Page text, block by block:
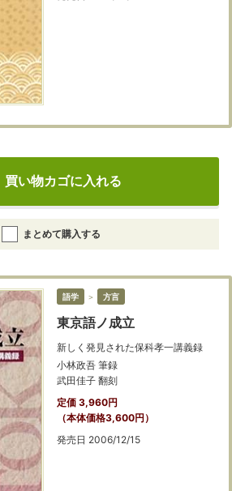
買い物カゴに入れる
まとめて購入する
語学 ＞ 方言
東京語ノ成立
新しく発見された保科孝一講義録
小林政吾 筆録
武田佳子 翻刻
定価 3,960円
（本体価格3,600円）
発売日 2006/12/15